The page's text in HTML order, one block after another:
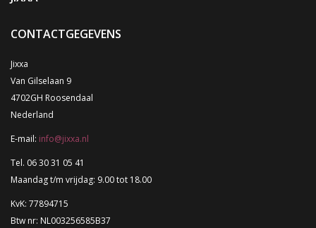
CONTACTGEGEVENS
Jixxa
Van Gilselaan 9
4702GH Roosendaal
Nederland
E-mail: info@jixxa.nl
Tel. 06 30 31 05 41
Maandag t/m vrijdag: 9.00 tot 18.00
KvK: 77894715
Btw nr: NL003256585B37